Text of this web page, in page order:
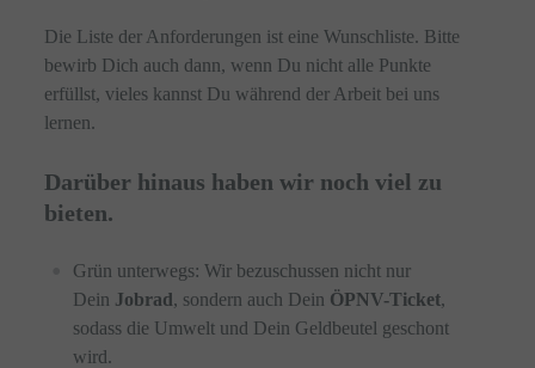
Die Liste der Anforderungen ist eine Wunschliste. Bitte
bewirb Dich auch dann, wenn Du nicht alle Punkte
erfüllst, vieles kannst Du während der Arbeit bei uns
lernen.
Darüber hinaus haben wir noch viel zu
bieten.
Grün unterwegs: Wir bezuschussen nicht nur
Dein Jobrad, sondern auch Dein ÖPNV-Ticket,
sodass die Umwelt und Dein Geldbeutel geschont
wird.